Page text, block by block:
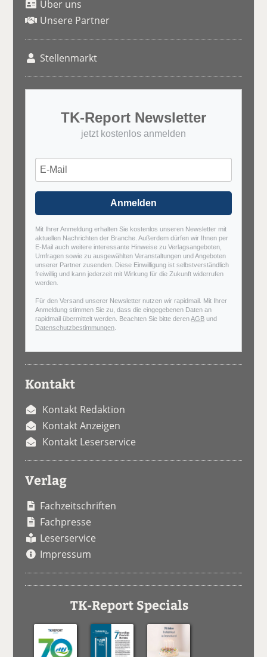
Über uns
Unsere Partner
Stellenmarkt
TK-Report Newsletter
jetzt kostenlos anmelden
Anmelden
Mit Ihrer Anmeldung erhalten Sie kostenlos unseren Newsletter mit
aktuellen Nachrichten der Branche. Außerdem dürfen wir Ihnen per
E-Mail auch weitere interessante Hinweise zu Verlagsangeboten,
Umfragen sowie zu ausgewählten Veranstaltungen und Angeboten
unserer Partner zusenden. Diese Einwilligung ist selbstverständlich
freiwillig und kann jederzeit mit Wirkung für die Zukunft widerrufen
werden.
Für den Versand unserer Newsletter nutzen wir rapidmail. Mit Ihrer
Anmeldung stimmen Sie zu, dass die eingegebenen Daten an
rapidmail übermittelt werden. Beachten Sie bitte derenAGB und
Datenschutzbestimmungen
Kontakt
Kontakt Redaktion
Kontakt Anzeigen
Kontakt Leserservice
Verlag
Fachzeitschriften
Fachpresse
Leserservice
Impressum
TK-Report Specials